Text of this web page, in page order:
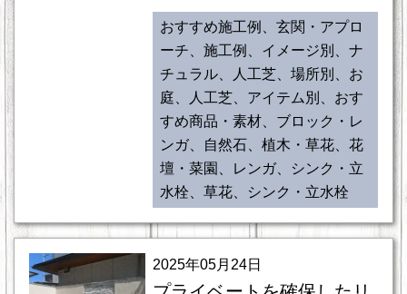
おすすめ施工例、玄関・アプロ
ーチ、施工例、イメージ別、ナ
チュラル、人工芝、場所別、お
庭、人工芝、アイテム別、おす
すめ商品・素材、ブロック・レ
ンガ、自然石、植木・草花、花
壇・菜園、レンガ、シンク・立
水栓、草花、シンク・立水栓
2025年05月24日